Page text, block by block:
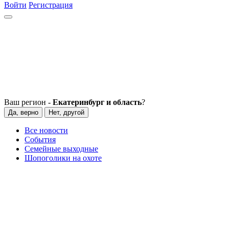
Войти Регистрация
Ваш регион - Екатеринбург и область?
Да, верно Нет, другой
Все новости
События
Семейные выходные
Шопоголики на охоте